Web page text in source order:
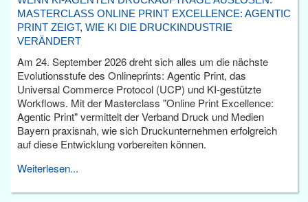
MASTERCLASS ONLINE PRINT EXCELLENCE: AGENTIC
PRINT ZEIGT, WIE KI DIE DRUCKINDUSTRIE
VERÄNDERT
Am 24. September 2026 dreht sich alles um die nächste
Evolutionsstufe des Onlineprints: Agentic Print, das
Universal Commerce Protocol (UCP) und KI-gestützte
Workflows. Mit der Masterclass "Online Print Excellence:
Agentic Print" vermittelt der Verband Druck und Medien
Bayern praxisnah, wie sich Druckunternehmen erfolgreich
auf diese Entwicklung vorbereiten können.
Weiterlesen...